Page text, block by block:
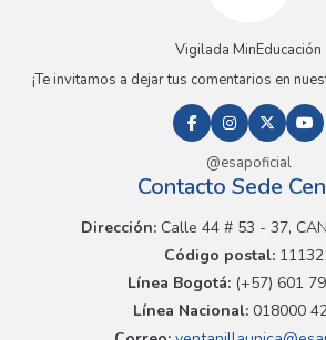
Vigilada MinEducación
¡Te invitamos a dejar tus comentarios en
@esapoficial
Contacto Sede
Dirección:Calle 44 # 53 - 37,
Código postal:
Línea Bogotá:(+57) 601
Línea Nacional: 018000